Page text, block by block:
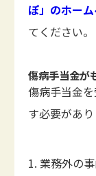
ぽ」のホー
てください。
傷病手当金が
傷病手当金
す必要があり
1. 業務外の